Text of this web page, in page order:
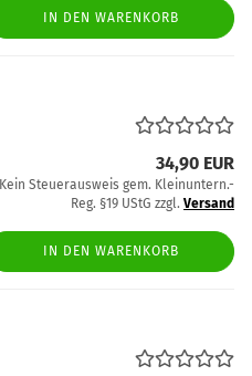
IN DEN WARENKORB
34,90 EUR
Kein Steuerausweis gem. Kleinuntern.-
Reg. §19 UStG zzgl. Versand
IN DEN WARENKORB